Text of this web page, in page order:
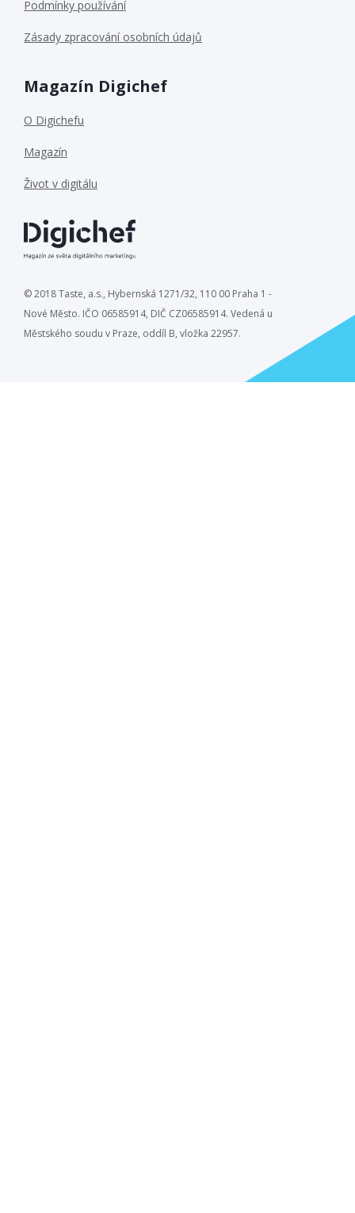
Podmínky používání
Zásady zpracování osobních údajů
Magazín Digichef
O Digichefu
Magazín
Život v digitálu
© 2018 Taste, a.s., Hybernská 1271/32, 110 00 Praha 1 -
Nové Město. IČO 06585914, DIČ CZ06585914. Vedená u
Městského soudu v Praze, oddíl B, vložka 22957.